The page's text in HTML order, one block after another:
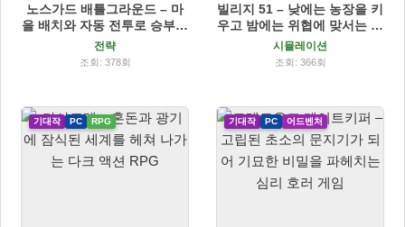
노스가드 배틀그라운드 – 마
을 배치와 자동 전투로 승부하
는 바이킹 전략 게임
전략
조회: 378회
빌리지 51 – 낮에는 농장을 키
우고 밤에는 위협에 맞서는 생
존 농장 RPG
시뮬레이션
조회: 366회
기대작 PC RPG 기대작 PC 어드벤처